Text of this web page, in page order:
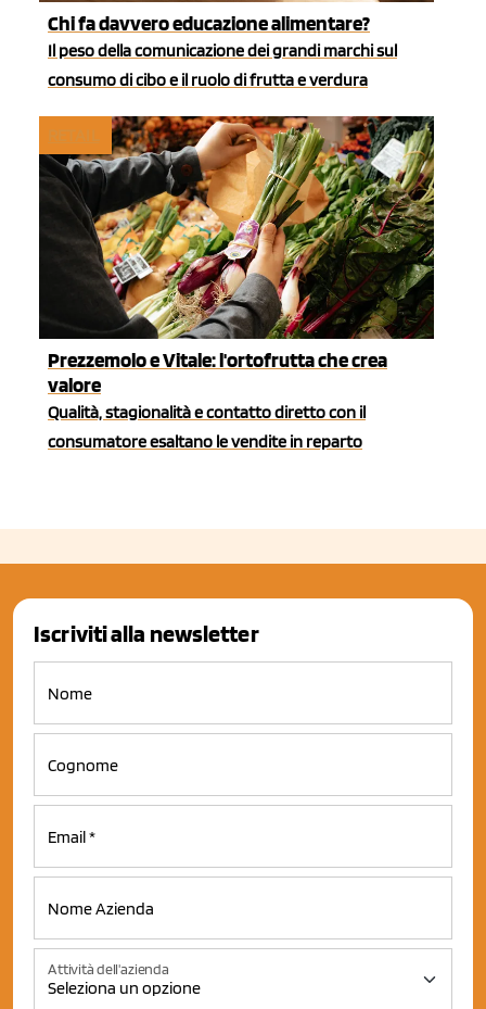
Chi fa davvero educazione alimentare?
Il peso della comunicazione dei grandi marchi sul
consumo di cibo e il ruolo di frutta e verdura
Prezzemolo e Vitale: l'ortofrutta che crea
valore
Qualità, stagionalità e contatto diretto con il
consumatore esaltano le vendite in reparto
Iscriviti alla newsletter
Attività dell'azienda